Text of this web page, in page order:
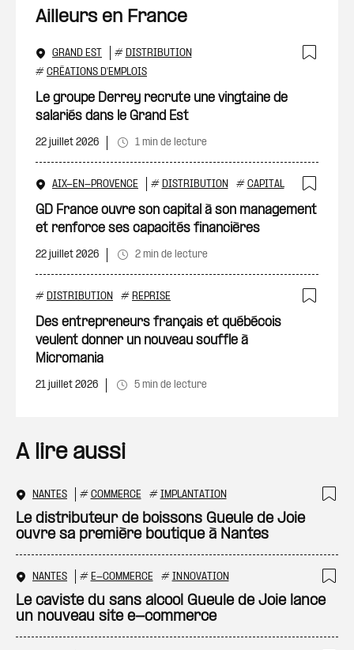
Ailleurs en France
GRAND EST # DISTRIBUTION
# CRÉATIONS D'EMPLOIS
Le groupe Derrey recrute une vingtaine de
salariés dans le Grand Est
22 juillet 2026 1 min de lecture
AIX-EN-PROVENCE # DISTRIBUTION # CAPITAL
GD France ouvre son capital à son management
et renforce ses capacités financières
22 juillet 2026 2 min de lecture
# DISTRIBUTION # REPRISE
Des entrepreneurs français et québécois
veulent donner un nouveau souffle à
Micromania
21 juillet 2026 5 min de lecture
A lire aussi
NANTES # COMMERCE # IMPLANTATION
Le distributeur de boissons Gueule de Joie
ouvre sa première boutique à Nantes
NANTES # E-COMMERCE # INNOVATION
Le caviste du sans alcool Gueule de Joie lance
un nouveau site e-commerce